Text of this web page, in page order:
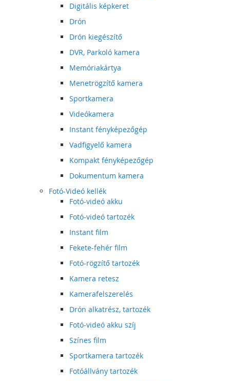
Digitális képkeret
Drón
Drón kiegészítő
DVR, Parkoló kamera
Memóriakártya
Menetrögzítő kamera
Sportkamera
Videókamera
Instant fényképezőgép
Vadfigyelő kamera
Kompakt fényképezőgép
Dokumentum kamera
Fotó-Videó kellék
Fotó-videó akku
Fotó-videó tartozék
Instant film
Fekete-fehér film
Fotó-rögzítő tartozék
Kamera retesz
Kamerafelszerelés
Drón alkatrész, tartozék
Fotó-videó akku szíj
Színes film
Sportkamera tartozék
Fotóállvány tartozék